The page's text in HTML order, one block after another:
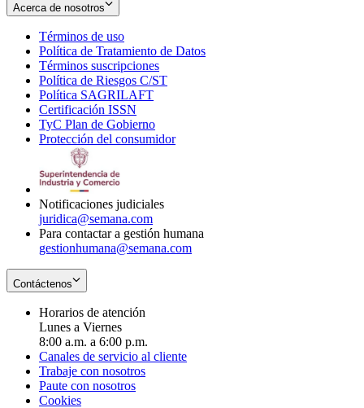
Acerca de nosotros
Términos de uso
in
new
window
Política de Tratamiento de Datos
Términos suscripciones
in
Política de Riesgos C/ST
Política SAGRILAFT
new
window
Certificación ISSN
in
new
TyC Plan de Gobierno
in
Protección del consumidorOpens
Notificaciones judiciales
juridica@semana.com
Para contactar a gestión humana
gestionhumana@semana.com
Contáctenos
Horarios de atención
Lunes a Viernes
8:00 a.m. a 6:00 p.m.
Canales de servicio al cliente
Trabaje con nosotros
Paute con nosotros
Cookies